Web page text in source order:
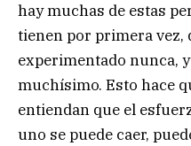
hay muchas de estas
tienen por primera vez,
experimentado nunca,
muchísimo. Esto hace
entiendan que el
uno se puede caer,